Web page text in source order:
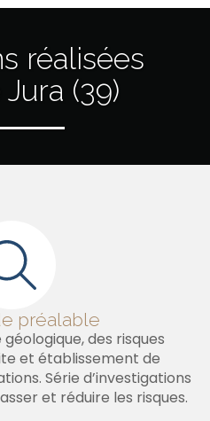
réalisées
(39)
préalable
des risques
et établissement de
Série d’investigations
et réduire les risques.